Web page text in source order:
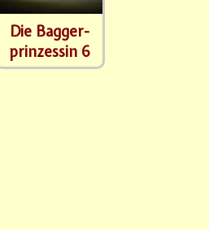
Die Bagger-
prinzessin 6